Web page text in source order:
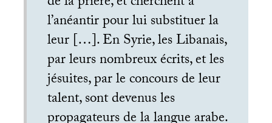
l’anéantir pour lui substituer la
leur […]. En Syrie, les Libanais,
par leurs nombreux écrits, et les
jésuites, par le concours de leur
talent, sont devenus les